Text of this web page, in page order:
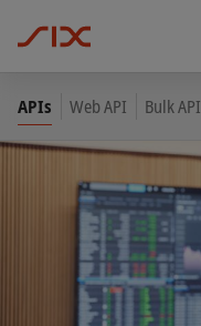
APIs Web API Bulk API